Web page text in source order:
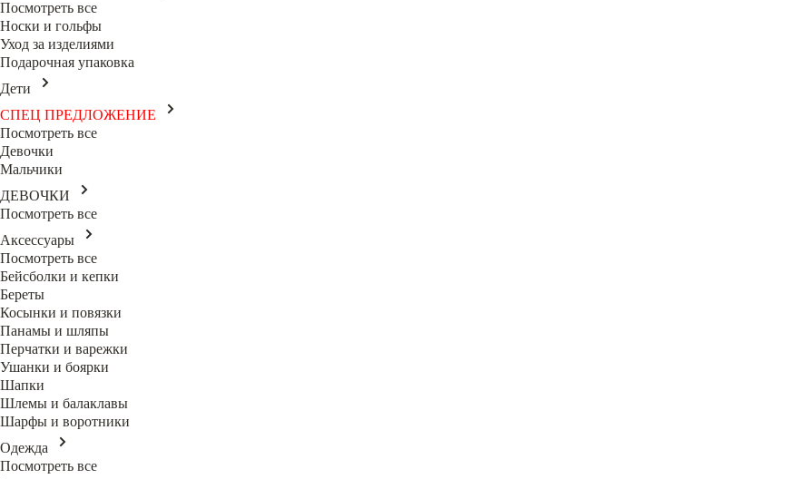
Посмотреть все
Носки и гольфы
Уход за изделиями
Подарочная упаковка
Дети
СПЕЦ ПРЕДЛОЖЕНИЕ
Посмотреть все
Девочки
Мальчики
ДЕВОЧКИ
Посмотреть все
Аксессуары
Посмотреть все
Бейсболки и кепки
Береты
Косынки и повязки
Панамы и шляпы
Перчатки и варежки
Ушанки и боярки
Шапки
Шлемы и балаклавы
Шарфы и воротники
Одежда
Посмотреть все